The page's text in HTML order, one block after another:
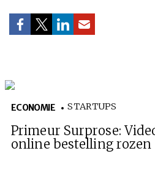
ECONOMIE STARTUPS
Primeur Surprose:
online bestelling rozen